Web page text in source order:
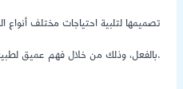
تصميمها لتلبية احتياجات مختلف أنواع
بالفعل، وذلك من خلال فهم عميق لطبيعة السوق ومتطلبات الجهات التمويلية.